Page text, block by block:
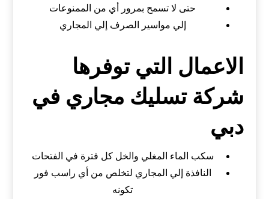
حتى لا تسمح بمرور أي من الممنوعات
إلي مواسير الصرف إلي المجاري
الاعمال التي توفرها
شركة تسليك مجاري في
دبي
سكب الماء المغلي والخل كل فترة في الفتحات
النافذة إلي المجاري لتخلص من أي راسب فور
تكونه